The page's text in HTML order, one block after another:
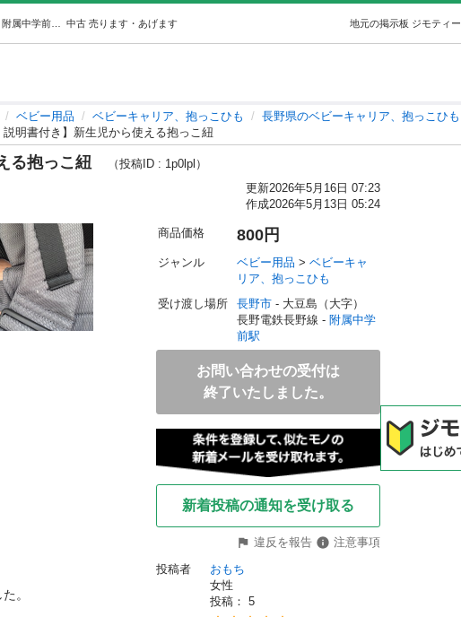
中古 売ります・あげます 地元の掲示板 ジモティー
ベビー用品 ベビーキャリア、抱っこひも
長野県のベビーキャリア、抱っこひも
説明書付き】新生児から使える抱っこ紐
る抱っこ紐
（投稿ID : 1p0lpl）
更新2026年5月16日 07:23
作成2026年5月13日 05:24
。
商品価格 800円
ジャンル ベビー用品 > ベビーキャ
リア、抱っこひも
受け渡し場所
長野市 - 大豆島（大字）
長野電鉄長野線 - 附属中学
前駅
お問い合わせの受付は
終了いたしました。
新着投稿の通知を受け取る
違反を報告
注意事項
投稿者
おもち
女性
投稿： 5